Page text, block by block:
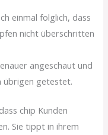
einmal folglich, dass
nicht überschritten
angeschaut und
übrigen getestet.
chip Kunden
Sie tippt in ihrem